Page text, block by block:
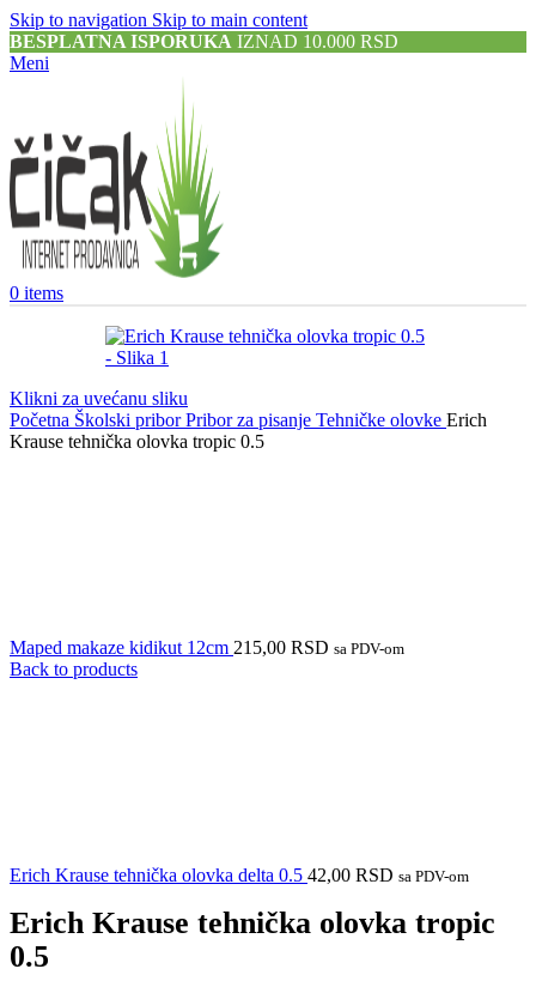
Skip to navigation Skip to main content
BESPLATNA ISPORUKA IZNAD 10.000 RSD
Meni
0 items
Klikni za uvećanu sliku
Početna Školski priborPribor za pisanje Tehničke olovke Erich
Krause tehnička olovka tropic 0.5
Maped makaze kidikut 12cm 215,00 RSD sa PDV-om
Back to products
Erich Krause tehnička olovka delta 0.5 42,00 RSD sa PDV-om
Erich Krause tehnička olovka tropic
0.5